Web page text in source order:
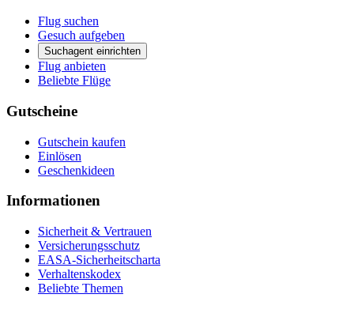
Flug suchen
Gesuch aufgeben
Suchagent einrichten
Flug anbieten
Beliebte Flüge
Gutscheine
Gutschein kaufen
Einlösen
Geschenkideen
Informationen
Sicherheit & Vertrauen
Versicherungsschutz
EASA-Sicherheitscharta
Verhaltenskodex
Beliebte Themen